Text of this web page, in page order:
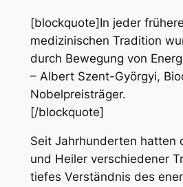
[blockquote]In jeder
medizinischen Tradition
durch Bewegung von
– Albert Szent-Györgyi,
Nobelpreisträger.
[/blockquote]
Seit Jahrhunderten hatten
und Heiler verschiedener
tiefes Verständnis des